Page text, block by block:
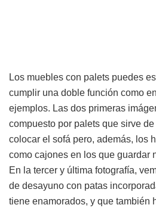
Los muebles con palets puedes
cumplir una doble función como
ejemplos. Las dos primeras
compuesto por palets que sirve
colocar el sofá pero, además, los
como cajones en los que guardar
En la tercer y última fotografía,
de desayuno con patas
tiene enamorados, y que también